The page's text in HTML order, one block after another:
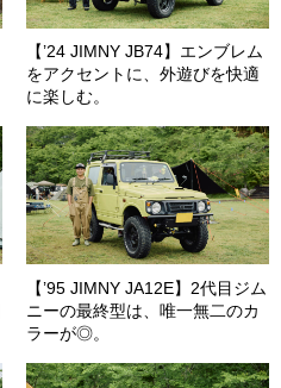
【’24 JIMNY JB74】エンブレム
をアクセントに、外遊びを快適
に楽しむ。
【’95 JIMNY JA12E】2代目ジム
ニーの最終型は、唯一無二のカ
ラーが◎。